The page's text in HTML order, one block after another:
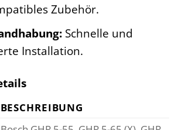
Zubehör.
Schnelle und
Installation.
BESCHREIBUNG